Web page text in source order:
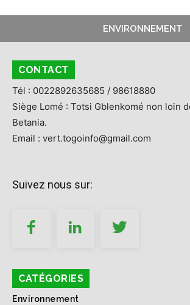
ENVIRONNEMENT
CONTACT
Tél : 0022892635685 / 98618880
Siège Lomé : Totsi Gblenkomé non loin
Betania.
Email : vert.togoinfo@gmail.com
Suivez nous sur:
CATÉGORIES
Environnement